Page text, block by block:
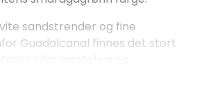
sandstrender og fine
Guadalcanal finnes det stort
utvalg på overnatting og ingen